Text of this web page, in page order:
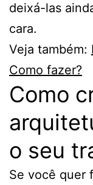
deixá-las
cara.
Veja também:
Como fazer?
Como
o seu
Se você quer